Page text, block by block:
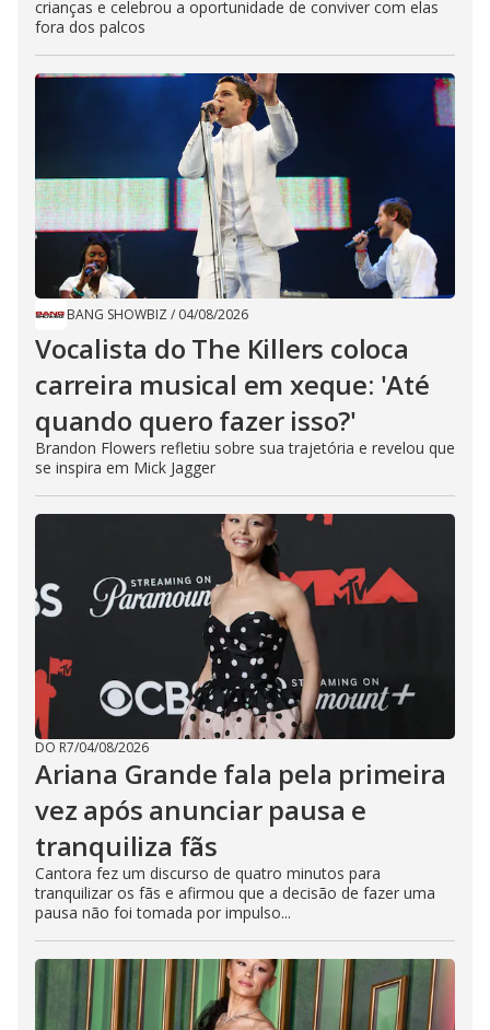
crianças e celebrou a oportunidade de conviver com elas
fora dos palcos
BANG SHOWBIZ / 04/08/2026
Vocalista do The Killers coloca
carreira musical em xeque: 'Até
quando quero fazer isso?'
Brandon Flowers refletiu sobre sua trajetória e revelou que
se inspira em Mick Jagger
DO R7/04/08/2026
Ariana Grande fala pela primeira
vez após anunciar pausa e
tranquiliza fãs
Cantora fez um discurso de quatro minutos para
tranquilizar os fãs e afirmou que a decisão de fazer uma
pausa não foi tomada por impulso...